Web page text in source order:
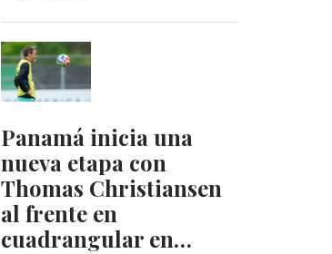
Panamá inicia una
nueva etapa con
Thomas Christiansen
al frente en
cuadrangular en…